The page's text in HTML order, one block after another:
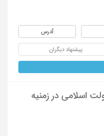
آدرس
پیشنهاد دیگران
اسلامی در زمنیه